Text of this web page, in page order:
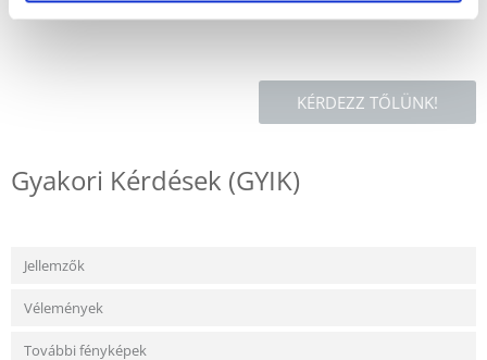
KÉRDEZZ TŐLÜNK!
Gyakori Kérdések (GYIK)
Jellemzők
Vélemények
További fényképek